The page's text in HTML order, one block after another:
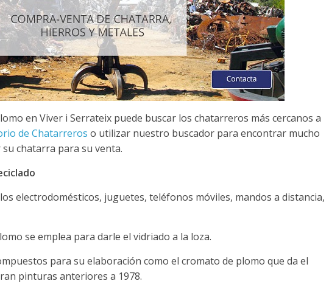
en Viver i Serrateix puede buscar los chatarreros más cercanos a
de Chatarreros o utilizar nuestro buscador para encontrar mucho
chatarra para su venta.
electrodomésticos, juguetes, teléfonos móviles, mandos a distancia,
se emplea para darle el vidriado a la loza.
para su elaboración como el cromato de plomo que da el
pinturas anteriores a 1978.